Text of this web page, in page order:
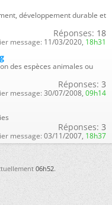
développement durable et
Réponses: 18
message: 11/03/2020, 18h31
des espèces animales ou
Réponses: 3
message: 30/07/2008, 09h14
Réponses: 3
message: 03/11/2007, 18h37
06h52.